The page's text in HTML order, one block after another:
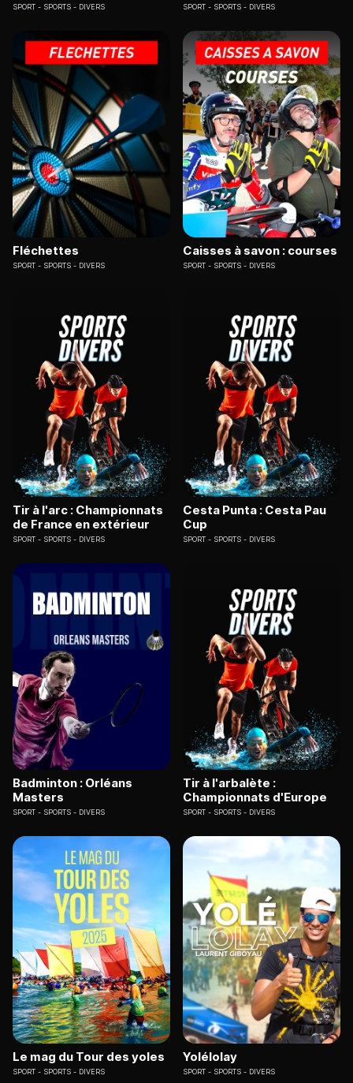
SPORT SPORTS - DIVERS SPORT SPORTS - DIVERS
Fléchettes
SPORT SPORTS - DIVERS
Caisses à savon : courses
SPORT SPORTS - DIVERS
Tir à l'arc : Championnats
de France en extérieur
SPORT SPORTS - DIVERS
Cesta Punta : Cesta Pau
Cup
SPORT SPORTS - DIVERS
Badminton : Orléans
Masters
SPORT SPORTS - DIVERS
Tir à l'arbalète :
Championnats d'Europe
SPORT SPORTS - DIVERS
Le mag du Tour des yoles
SPORT SPORTS - DIVERS
Yolélolay
SPORT SPORTS - DIVERS